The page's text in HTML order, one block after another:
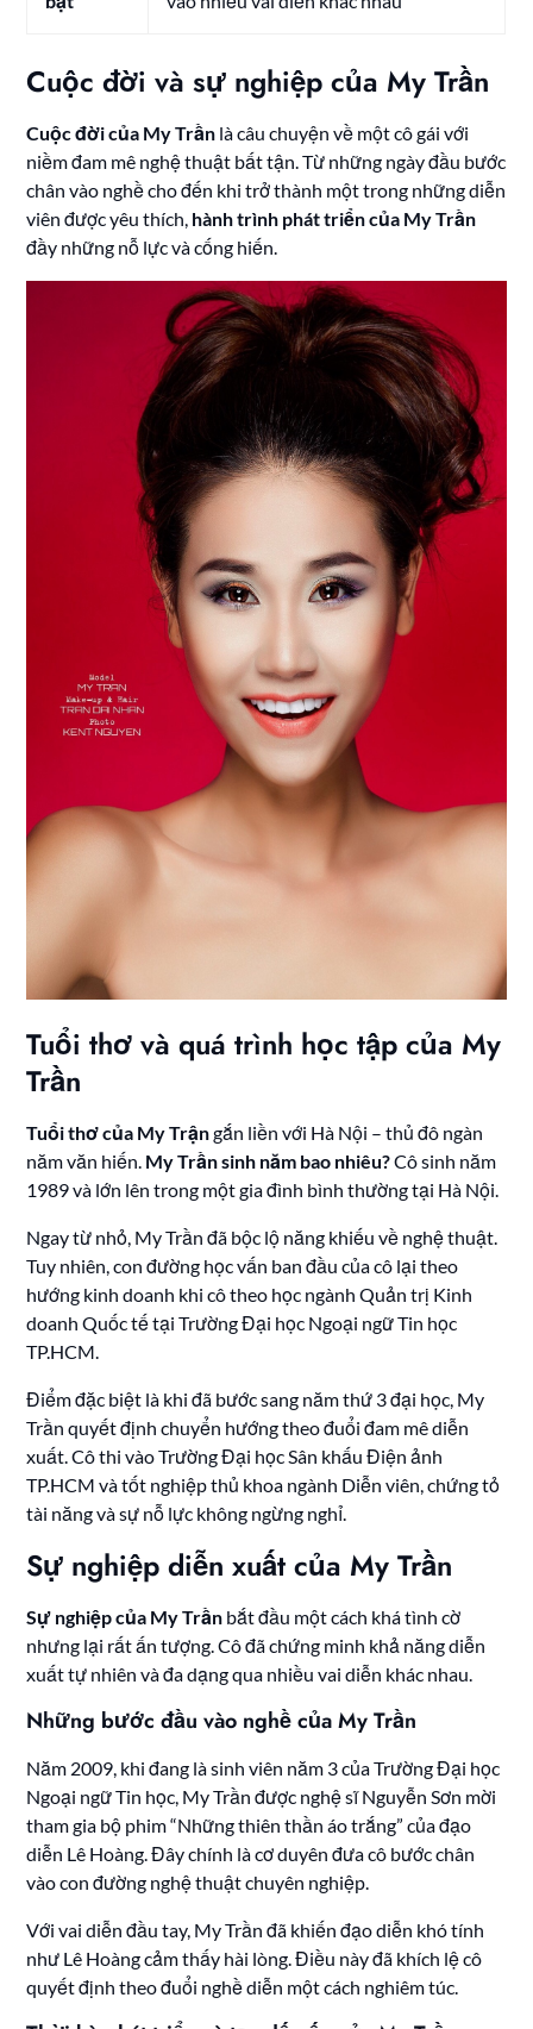
Cuộc đời và sự nghiệp của My Trần
Cuộc đời của My Trần là câu chuyện về một cô gái với
niềm đam mê nghệ thuật bất tận. Từ những ngày đầu bước
chân vào nghề cho đến khi trở thành một trong những diễn
viên được yêu thích, hành trình phát triển của My Trần
đầy những nỗ lực và cống hiến.
Tuổi thơ và quá trình học tập của My
Trần
Tuổi thơ của My Trậngắn liền với Hà Nội – thủ đô ngàn
năm văn hiến. My Trần sinh năm bao nhiêu?Cô sinh năm
1989 và lớn lên trong một gia đình bình thường tại Hà Nội.
Ngay từ nhỏ, My Trần đã bộc lộ năng khiếu về nghệ thuật.
Tuy nhiên, con đường học vấn ban đầu của cô lại theo
hướng kinh doanh khi cô theo học ngành Quản trị Kinh
doanh Quốc tế tại Trường Đại học Ngoại ngữ Tin học
TP.HCM.
Điểm đặc biệt là khi đã bước sang năm thứ 3 đại học, My
Trần quyết định chuyển hướng theo đuổi đam mê diễn
xuất. Cô thi vào Trường Đại học Sân khấu Điện ảnh
TP.HCM và tốt nghiệp thủ khoa ngành Diễn viên, chứng tỏ
tài năng và sự nỗ lực không ngừng nghỉ.
Sự nghiệp diễn xuất của My Trần
Sự nghiệp của My Trần bắt đầu một cách khá tình cờ
nhưng lại rất ấn tượng. Cô đã chứng minh khả năng diễn
xuất tự nhiên và đa dạng qua nhiều vai diễn khác nhau.
Những bước đầu vào nghề của My Trần
Năm 2009, khi đang là sinh viên năm 3 của Trường Đại học
Ngoại ngữ Tin học, My Trần được nghệ sĩ Nguyễn Sơn mời
tham gia bộ phim “Những thiên thần áo trắng” của đạo
diễn Lê Hoàng. Đây chính là cơ duyên đưa cô bước chân
vào con đường nghệ thuật chuyên nghiệp.
Với vai diễn đầu tay, My Trần đã khiến đạo diễn khó tính
như Lê Hoàng cảm thấy hài lòng. Điều này đã khích lệ cô
quyết định theo đuổi nghề diễn một cách nghiêm túc.